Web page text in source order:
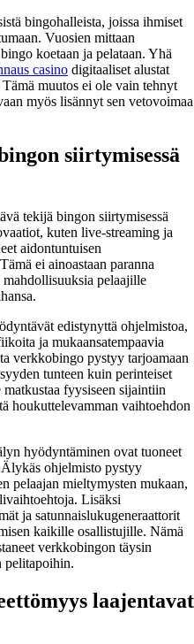
bingohalleista, joissa ihmiset
Vuosien mittaan
koetaan ja pelataan. Yhä
casino digitaaliset alustat
Tämä muutos ei ole vain tehnyt
myös lisännyt sen vetovoimaa
siirtymisessä
tekijä bingon siirtymisessä
kuten live-streaming ja
aidontuntuisen
ei ainoastaan paranna
pelaajille
edistynyttä ohjelmistoa,
ja mukaansatempaavia
verkkobingo pystyy tarjoamaan
tunteen kuin perinteiset
fyysiseen sijaintiin
houkuttelevamman vaihtoehdon
hyödyntäminen ovat tuoneet
ohjelmisto pystyy
pelaajan mieltymysten mukaan,
Lisäksi
ja satunnaislukugeneraattorit
kaikille osallistujille. Nämä
verkkobingon täysin
pelitapoihin.
laajentavat